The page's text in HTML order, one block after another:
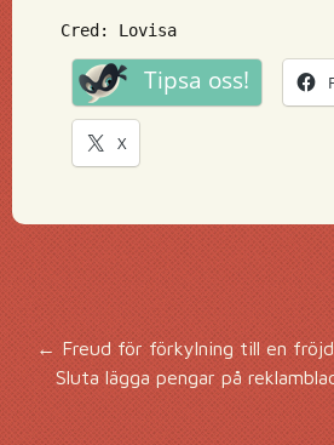
Cred: Lovisa
Tipsa oss!
X
← Freud för förkylning till en fröjd
Sluta lägga pengar på